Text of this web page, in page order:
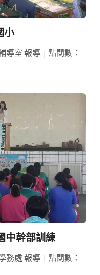
小
導室 報導
點閱數：
中幹部訓練
務處 報導
點閱數：